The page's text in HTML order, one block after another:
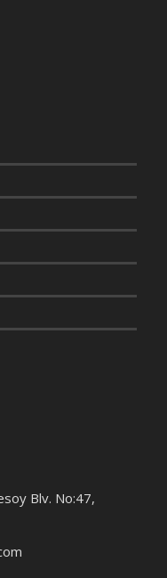
Blv. No:47,